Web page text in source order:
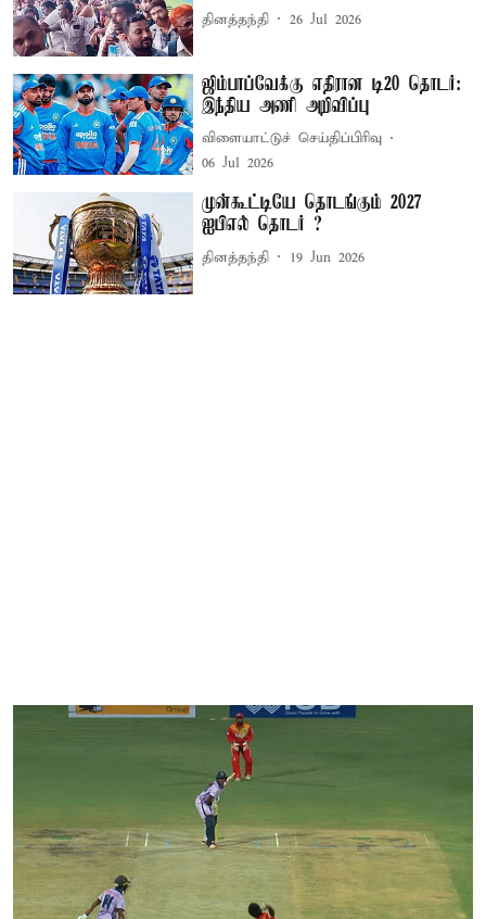
தினத்தந்தி 26 Jul 2026
ஜிம்பாப்வேக்கு எதிரான டி20 தொடர்:
இந்திய அணி அறிவிப்பு
விளையாட்டுச் செய்திப்பிரிவு
06 Jul 2026
முன்கூட்டியே தொடங்கும் 2027
ஐபிஎல் தொடர் ?
தினத்தந்தி 19 Jun 2026